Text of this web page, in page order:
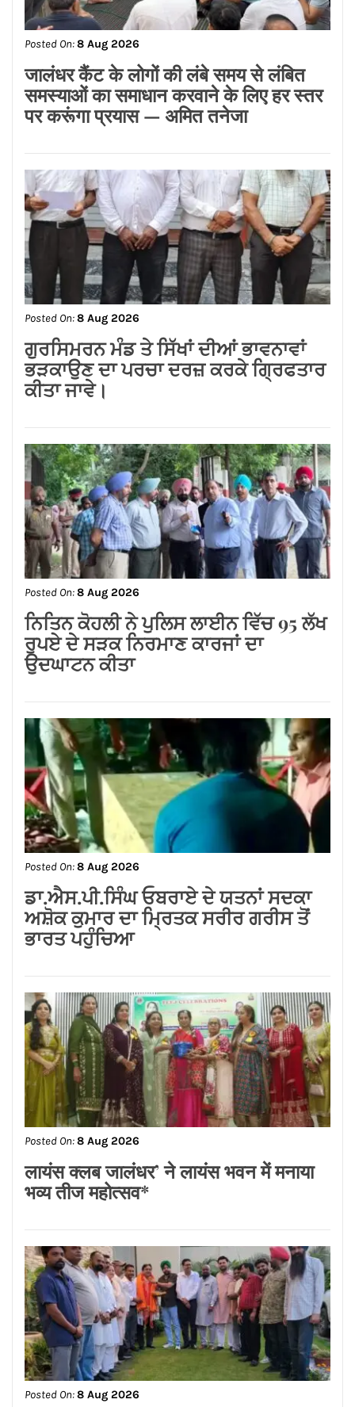
Posted On:8 Aug 2026
जालंधर कैंट के लोगों की लंबे समय से लंबित
समस्याओं का समाधान करवाने के लिए हर स्तर
पर करूंगा प्रयास — अमित तनेजा
Posted On:8 Aug 2026
ਗੁਰਸਿਮਰਨ ਮੰਡ ਤੇ ਸਿੱਖਾਂ ਦੀਆਂ ਭਾਵਨਾਵਾਂ
ਭੜਕਾਉਣ ਦਾ ਪਰਚਾ ਦਰਜ਼ ਕਰਕੇ ਗ੍ਰਿਫਤਾਰ
ਕੀਤਾ ਜਾਵੇ।
Posted On:8 Aug 2026
ਨਿਤਿਨ ਕੋਹਲੀ ਨੇ ਪੁਲਿਸ ਲਾਈਨ ਵਿੱਚ 95 ਲੱਖ
ਰੁਪਏ ਦੇ ਸੜਕ ਨਿਰਮਾਣ ਕਾਰਜਾਂ ਦਾ
ਉਦਘਾਟਨ ਕੀਤਾ
Posted On:8 Aug 2026
ਡਾ.ਐਸ.ਪੀ.ਸਿੰਘ ਓਬਰਾਏ ਦੇ ਯਤਨਾਂ ਸਦਕਾ